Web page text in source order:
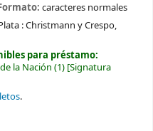
caracteres normales
:Christmann y Crespo,
para préstamo:
la Nación (1) Signatura
.